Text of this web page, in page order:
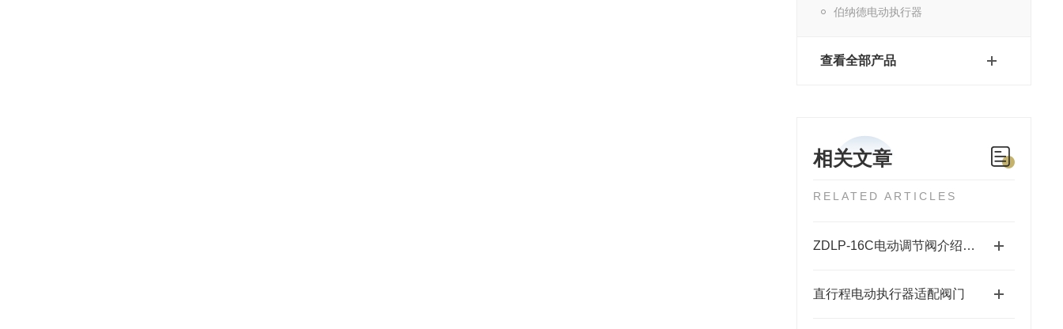
伯纳德电动执行器
查看全部产品
相关文章
RELATED ARTICLES
ZDLP-16C电动调节阀介绍及参数
直行程电动执行器适配阀门